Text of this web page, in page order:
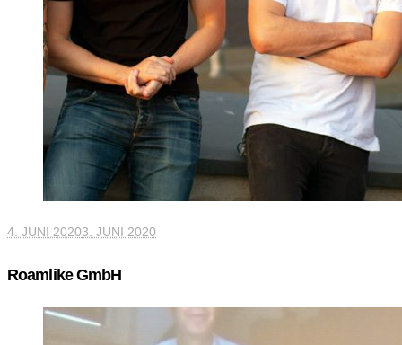
4. JUNI 20203. JUNI 2020
Roamlike GmbH